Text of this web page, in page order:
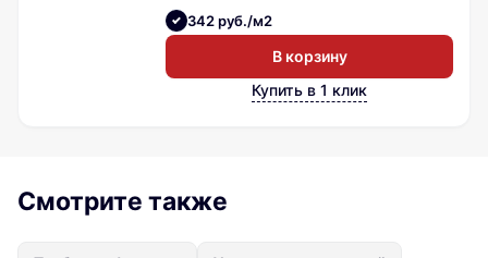
342 руб./м2
В корзину
Купить в 1 клик
Смотрите также